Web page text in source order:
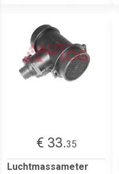
€ 33.35
Luchtmassameter